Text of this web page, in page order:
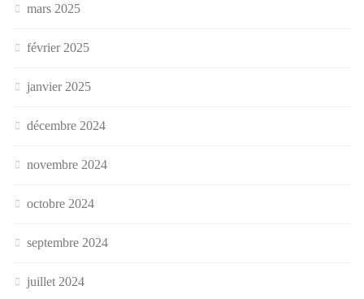
mars 2025
février 2025
janvier 2025
décembre 2024
novembre 2024
octobre 2024
septembre 2024
juillet 2024